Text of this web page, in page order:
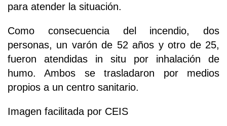
para atender la situación.
Como consecuencia del incendio, dos
personas, un varón de 52 años y otro de 25,
fueron atendidas in situ por inhalación de
humo. Ambos se trasladaron por medios
propios a un centro sanitario.
Imagen facilitada por CEIS